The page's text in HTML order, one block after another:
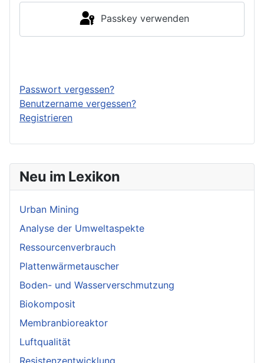
Neu im Lexikon
Urban Mining
Analyse der Umweltaspekte
Ressourcenverbrauch
Plattenwärmetauscher
Boden- und Wasserverschmutzung
Biokomposit
Membranbioreaktor
Luftqualität
Passkey verwenden
Passwort vergessen?
Benutzername vergessen?
Registrieren